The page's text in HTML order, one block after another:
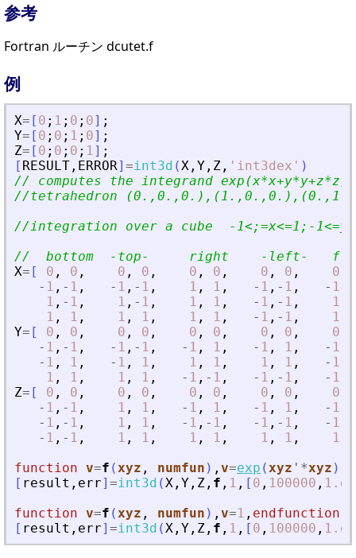
参考
Fortran ルーチン dcutet.f
例
X= [ 0 ; 1 ; 0 ; 0] ;
Y= [ 0 ; 0 ; 1 ; 0] ;
Z= [ 0 ; 0 ; 0 ; 1] ;
[ RESULT , ERROR] =int3d (X , Y , Z , ' int3dex ' )
// computes the integrand
//tetrahedron
//integration over a cube  -1<;=x<=1;-1<=y
//  bottom  -top-     right    -left-
X= [ 0 , 0 , 0 , 0 , 0 , 0 , 0 , 0 , 0
- 1 , - 1 , - 1 , - 1 , 1 , 1 , - 1 , - 1 , - 1
1 , - 1 , 1 , - 1 , 1 , 1 , - 1 , - 1 , 1
1 , 1 , 1 , 1 , 1 , 1 , - 1 , - 1 , 1
Y= [ 0 , 0 , 0 , 0 , 0 , 0 , 0 , 0 , 0
- 1 , - 1 , - 1 , - 1 , - 1 , 1 , - 1 , 1 , - 1
- 1 , 1 , - 1 , 1 , 1 , 1 , 1 , 1 , - 1
1 , 1 , 1 , 1 , - 1 , - 1 , - 1 , - 1 , - 1
Z= [ 0 , 0 , 0 , 0 , 0 , 0 , 0 , 0 , 0
- 1 , - 1 , 1 , 1 , - 1 , 1 , - 1 , 1 , - 1
- 1 , - 1 , 1 , 1 , - 1 , - 1 , - 1 , - 1 , - 1
- 1 , - 1 , 1 , 1 , 1 , 1 , 1 , 1 , 1
function v=f (xyz , numfun ) , v=exp (xyz ' *xyz )
[ result , err] =int3d (X , Y , Z , f , 1 , [ 0 , 100000 ,
function v=f (xyz , numfun ) , v=1 , endfunction
[ result , err] =int3d (X , Y , Z , f , 1 , [ 0 , 100000 ,